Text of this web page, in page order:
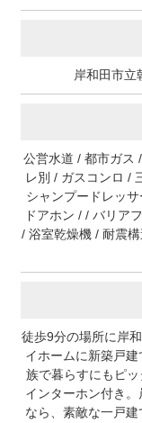
岸和田市立
公営水道 / 都市ガス
レ別 / ガスコンロ /
シャンプードレッ
ドアホン / / バリア
/ 浴室乾燥機 / 耐震
徒歩9分の場所に岸
イホームに新築戸
族で暮らすにもピ
インターホン付き
なら、素敵な一戸